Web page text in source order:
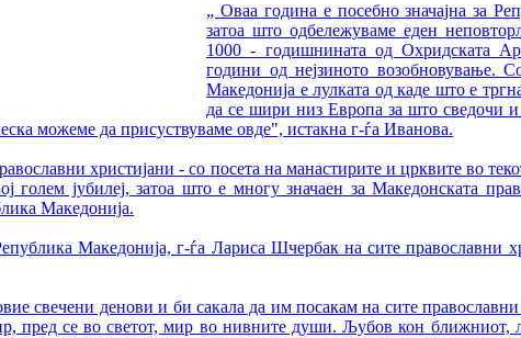
„ Оваа година е посебно значајна за
затоа што одбележуваме еден
1000 - годишнината од Охридската
години од нејзиното возобновување.
Македонија е лулката од каде што е
да се шири низ Европа за што сведочи и
можеме да присуствуваме овде", истакна г-ѓа Иванова.
христијани - со посета на манастирите и црквите во
голем јубилеј, затоа што е многу значаен за Македонската
Македонија.
Македонија, г-ѓа Лариса Шчербак на сите православни
свечени денови и би сакала да им посакам на сите православни
пред се во светот, мир во нивните души. Љубов кон ближниот,